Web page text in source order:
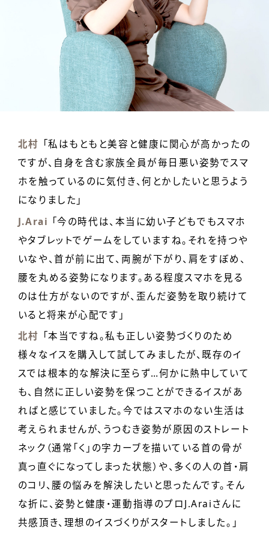
北村 「私はもともと美容と健康に関心が高かったの
ですが、自身を含む家族全員が毎日悪い姿勢でスマ
ホを触っているのに気付き、何とかしたいと思うよう
になりました」
J.Arai 「今の時代は、本当に幼い子どもでもスマホ
やタブレットでゲームをしていますね。それを持つや
いなや、首が前に出て、両腕が下がり、肩をすぼめ、
腰を丸める姿勢になります。ある程度スマホを見る
のは仕方がないのですが、歪んだ姿勢を取り続けて
いると将来が心配です」
北村 「本当ですね。私も正しい姿勢づくりのため
様々なイスを購入して試してみましたが、既存のイ
スでは根本的な解決に至らず…何かに熱中していて
も、自然に正しい姿勢を保つことができるイスがあ
ればと感じていました。今ではスマホのない生活は
考えられませんが、うつむき姿勢が原因のストレート
ネック（通常「く」の字カーブを描いている首の骨が
真っ直ぐになってしまった状態）や、多くの人の首・肩
のコリ、腰の悩みを解決したいと思ったんです。そん
な折に、姿勢と健康・運動指導のプロJ.Araiさんに
共感頂き、理想のイスづくりがスタートしました。」